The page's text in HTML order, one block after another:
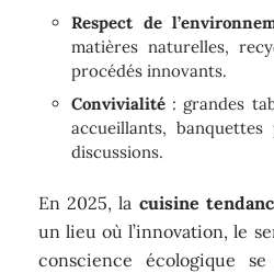
Respect de
matières naturelles,
procédés innovants.
Convivialité : grandes
accueillants,
discussions.
En 2025, la cuisine
un lieu où l’innovation, le
conscience écologique